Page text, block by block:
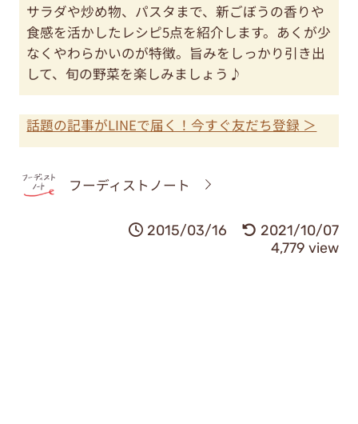
サラダや炒め物、パスタまで、新ごぼうの香りや
食感を活かしたレシピ5点を紹介します。あくが少
なくやわらかいのが特徴。旨みをしっかり引き出
して、旬の野菜を楽しみましょう♪
話題の記事がLINEで届く！今すぐ友だち登録 ＞
フーディストノート
2015/03/16
2021/10/07
4,779 view